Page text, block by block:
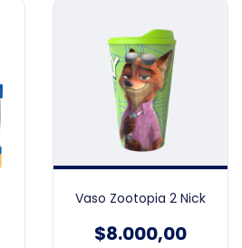
Vaso Zootopia 2 Nick
$8.000,00